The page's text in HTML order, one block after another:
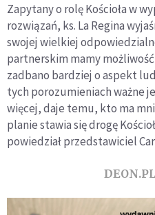
Zapytany o rolę Kościoła w
rozwiązań, ks. La Regina
swojej wielkiej
partnerskim mamy
zadbano bardziej o aspekt
tych porozumieniach ważne
więcej, daje temu, kto ma
planie stawia się drogę
powiedział przedstawiciel